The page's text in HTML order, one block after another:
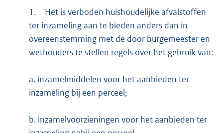
1.
Het is verboden huishoudelijke afvalstoffen
ter inzameling aan te bieden anders dan in
overeenstemming met de door burgemeester en
wethouders te stellen regels over het gebruik van:
a. inzamelmiddelen voor het aanbieden ter
inzameling bij een perceel;
b. inzamelvoorzieningen voor het aanbieden ter